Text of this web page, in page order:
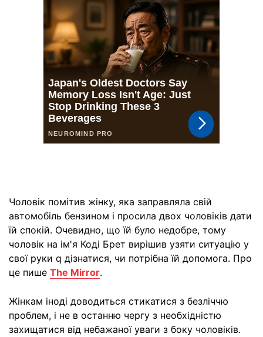
Чоловік помітив жінку, яка заправляла свій
автомобіль бензином і просила двох чоловіків дати
їй спокій. Очевидно, що їй було недобре, тому
чоловік на ім'я Коді Брет вирішив узяти ситуацію у
свої руки q дізнатися, чи потрібна їй допомога. Про
це пише The Mirror.
Жінкам іноді доводиться стикатися з безліччю
проблем, і не в останню чергу з необхідністю
захищатися від небажаної уваги з боку чоловіків.